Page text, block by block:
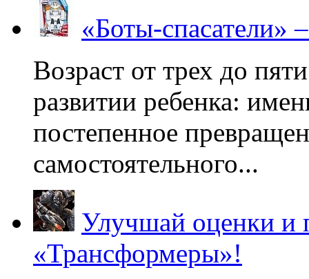
«Боты-спасатели»
Возраст от трех до
развитии ребенка:
постепенное
самостоятельного...
Улучшай оценки и
«Трансформеры»!